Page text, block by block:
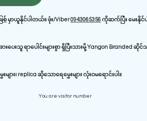
စ်မှာယူနိုင်ပါတယ်။ ဖုံး/Viber0943065356ကိုဆက်ပြီး မေးနိုင်
းသူ ရာပေါင်းများစွာ ရှိပြီးသားမို့ Yangon Branded ဆို
replica ဆိုသောရေမွှေးများ လုံးဝမရောင်းပါ။
You are visitor number